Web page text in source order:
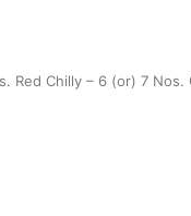
Red Chilly – 6 (or) 7